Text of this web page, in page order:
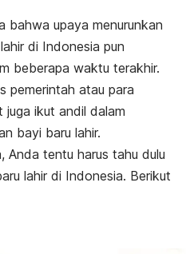
bahwa upaya menurunkan
di Indonesia pun
beberapa waktu terakhir.
pemerintah atau para
juga ikut andil dalam
bayi baru lahir.
Anda tentu harus tahu dulu
lahir di Indonesia. Berikut